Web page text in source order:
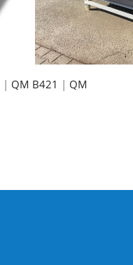
| QM B421 | QM